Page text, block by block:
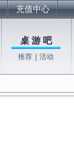
充值中心
桌 游 吧
推荐 活动